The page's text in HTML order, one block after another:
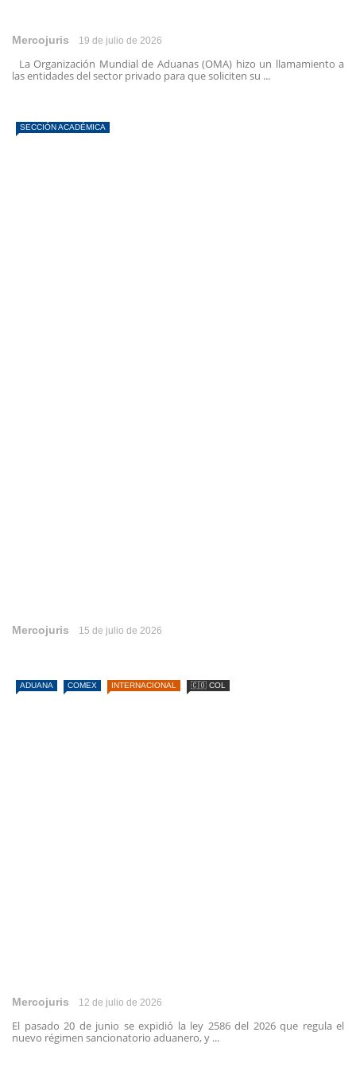
Mercojuris 19 de julio de 2026
La Organización Mundial de Aduanas (OMA) hizo un llamamiento a
las entidades del sector privado para que soliciten su ...
SECCIÓN ACADÉMICA
Mercojuris 15 de julio de 2026
ADUANA COMEX INTERNACIONAL 🇨🇴 COL
Mercojuris 12 de julio de 2026
El pasado 20 de junio se expidió la ley 2586 del 2026 que regula el
nuevo régimen sancionatorio aduanero, y ...